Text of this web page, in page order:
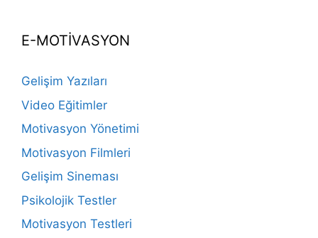
E-MOTİVASYON
Gelişim Yazıları
Video Eğitimler
Motivasyon Yönetimi
Motivasyon Filmleri
Gelişim Sineması
Psikolojik Testler
Motivasyon Testleri